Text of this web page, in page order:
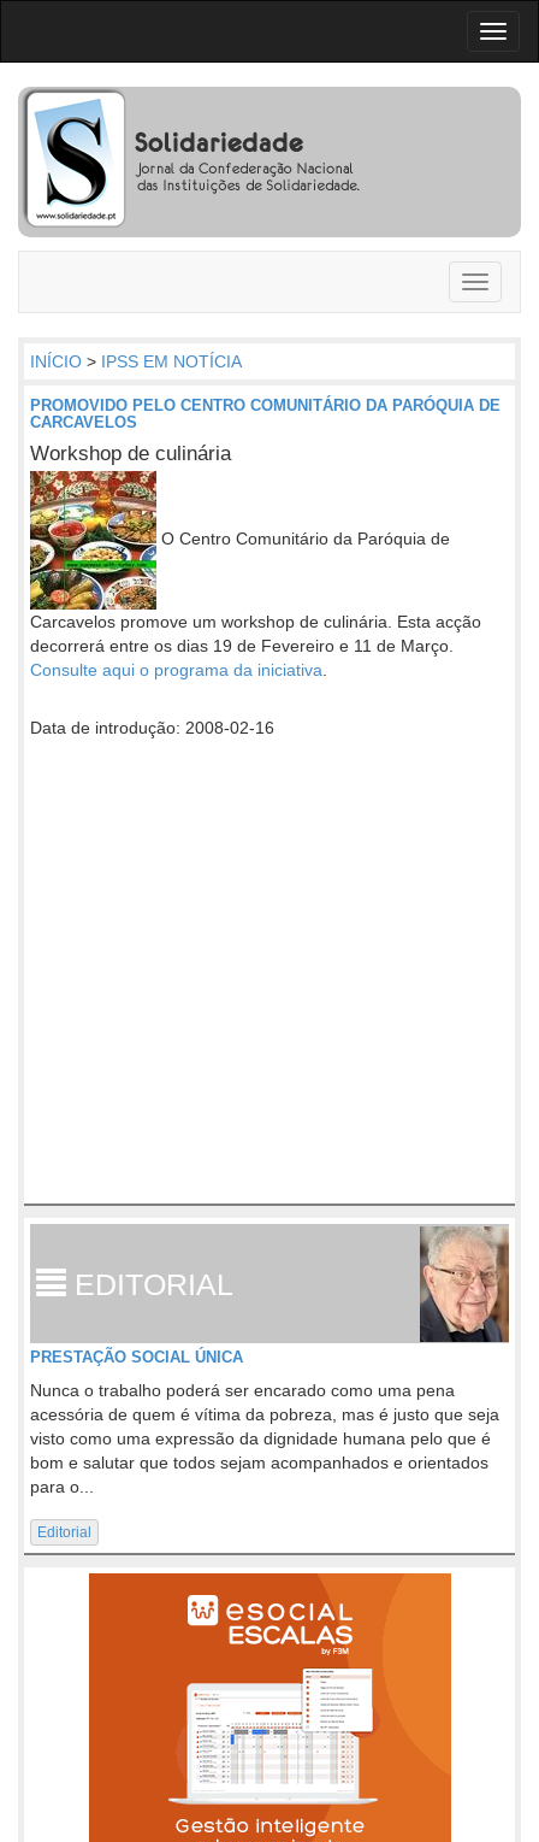
Toggle
INÍCIO > IPSS EM NOTÍCIA
PROMOVIDO PELO CENTRO COMUNITÁRIO DA PARÓQUIA DE
CARCAVELOS
Workshop de culinária
O Centro Comunitário da Paróquia de
Carcavelos promove um workshop de culinária. Esta acção
decorrerá entre os dias 19 de Fevereiro e 11 de Março.
Consulte aqui o programa da iniciativa
Data de introdução: 2008-02-16
EDITORIAL
PRESTAÇÃO SOCIAL ÚNICA
Nunca o trabalho poderá ser encarado como uma pena
acessória de quem é vítima da pobreza, mas é justo que seja
visto como uma expressão da dignidade humana pelo que é
bom e salutar que todos sejam acompanhados e orientados
para o...
Editorial